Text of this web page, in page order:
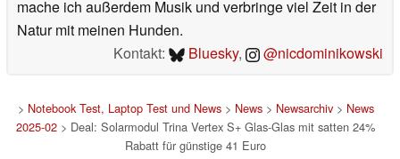
mache ich außerdem Musik und verbringe viel Zeit in der
Natur mit meinen Hunden.
Kontakt:
Bluesky, @nicdominikowski
> Notebook Test, Laptop Test und News> News> Newsarchiv> News
2025-02 > Deal: Solarmodul Trina Vertex S+ Glas-Glas mit satten 24%
Rabatt für günstige 41 Euro